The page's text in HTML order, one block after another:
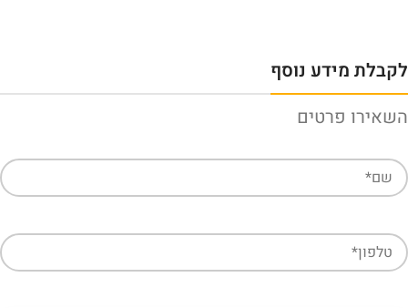
לקבלת מידע נוסף
השאירו פרטים